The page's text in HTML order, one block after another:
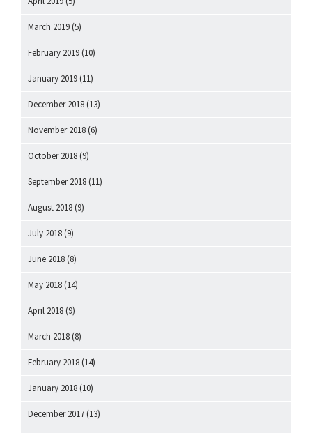
March 2019 (5)
February 2019 (10)
January 2019 (11)
December 2018 (13)
November 2018 (6)
October 2018 (9)
September 2018 (11)
August 2018 (9)
July 2018 (9)
June 2018 (8)
May 2018 (14)
April 2018 (9)
March 2018 (8)
February 2018 (14)
January 2018 (10)
December 2017 (13)